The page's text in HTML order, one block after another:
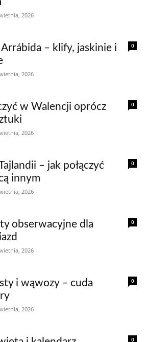
2026
0
– klify, jaskinie i
2026
0
w Walencji oprócz
2026
0
– jak połączyć
innym
2026
0
obserwacyjne dla
2026
0
i wąwozy – cuda
2026
0